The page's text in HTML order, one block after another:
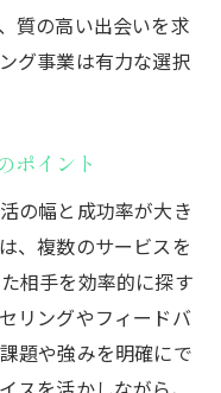
質の高い出会いを求
グ事業は有力な選択
ポイント
の幅と成功率が大き
、複数のサービスを
相手を効率的に探す
リングやフィードバ
題や強みを明確にで